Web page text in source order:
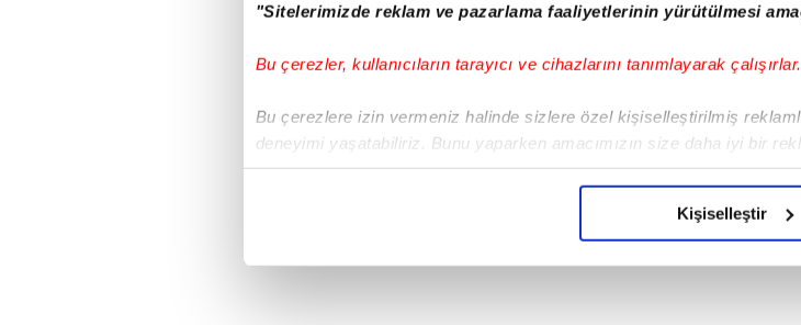
"Sitelerimizde reklam ve pazarlama faaliyetlerinin yürütülmesi
Bu çerezler, kullanıcıların tarayıcı ve cihazlarını tanımlayarak çalışırlar.
Bu çerezlere izin vermeniz halinde sizlere özel kişiselleştirilmiş
deneyimi yaşatabiliriz. Bunu yaparken amacımızın size daha iyi bir
içerikleri sunabilmek adına elimizden gelen çabayı gösterdiğimizi ve
Sizlere daha iyi bir hizmet sunabilmek için İnternet Sitemizde
Kişiselleştir